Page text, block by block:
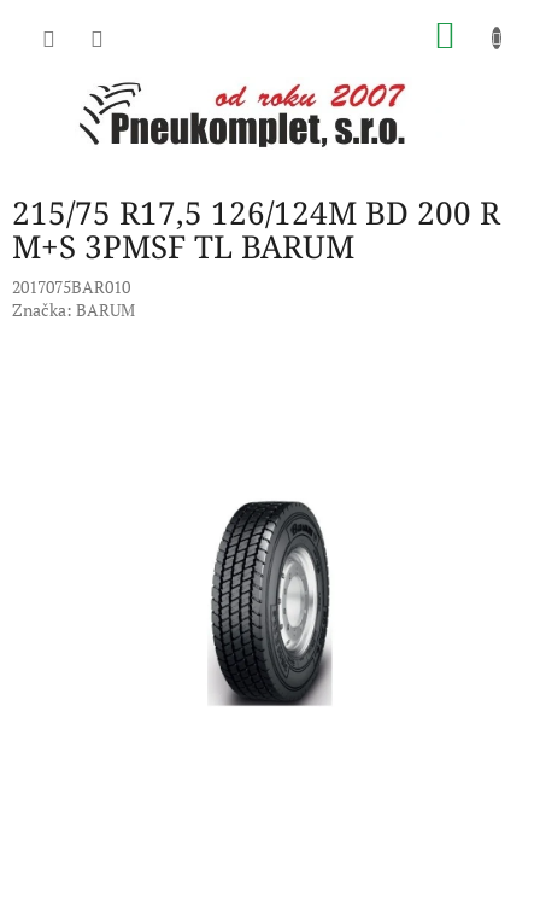
215/75 R17,5 126/124M BD 200 R
M+S 3PMSF TL BARUM
2017075BAR010
Značka: BARUM